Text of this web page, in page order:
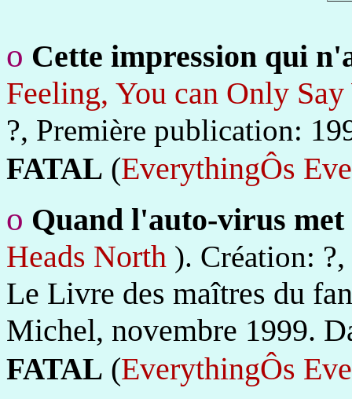
o Cette impression qui
Feeling, You can Only
?, Première publication:
FATAL (EverythingÔs
o Quand l'auto-virus
Heads North ). Création: ?,
Le Livre des maîtres du
Michel, novembre 1999.
FATAL (EverythingÔs